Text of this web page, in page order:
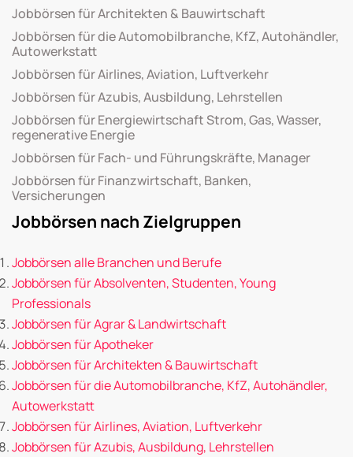
Jobbörsen für Architekten & Bauwirtschaft
Jobbörsen für die Automobilbranche, KfZ, Autohändler,
Autowerkstatt
Jobbörsen für Airlines, Aviation, Luftverkehr
Jobbörsen für Azubis, Ausbildung, Lehrstellen
Jobbörsen für Energiewirtschaft Strom, Gas, Wasser,
regenerative Energie
Jobbörsen für Fach- und Führungskräfte, Manager
Jobbörsen für Finanzwirtschaft, Banken,
Versicherungen
Jobbörsen nach Zielgruppen
Jobbörsen alle Branchen und Berufe
Jobbörsen für Absolventen, Studenten, Young
Professionals
Jobbörsen für Agrar & Landwirtschaft
Jobbörsen für Apotheker
Jobbörsen für Architekten & Bauwirtschaft
Jobbörsen für die Automobilbranche, KfZ, Autohändler,
Autowerkstatt
Jobbörsen für Airlines, Aviation, Luftverkehr
Jobbörsen für Azubis, Ausbildung, Lehrstellen